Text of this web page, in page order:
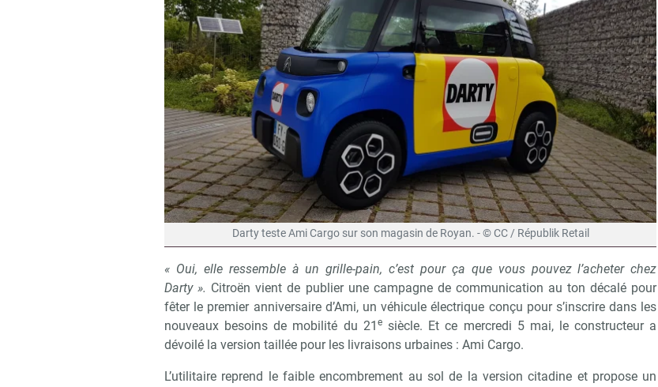
Darty teste Ami Cargo sur son magasin de Royan. - © CC / Républik Retail
« Oui, elle ressemble à un grille-pain, c’est pour ça que vous pouvez l’acheter chez
Darty ». Citroën vient de publier une campagne de communication au ton décalé pour
fêter le premier anniversaire d’Ami, un véhicule électrique conçu pour s’inscrire dans les
nouveaux besoins de mobilité du 21 esiècle. Et ce mercredi 5 mai, le constructeur a
dévoilé la version taillée pour les livraisons urbaines : Ami Cargo.
L’utilitaire reprend le faible encombrement au sol de la version citadine et propose un